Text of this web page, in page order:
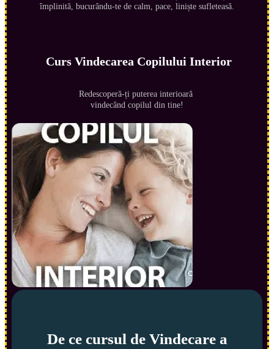
împlinită, bucurându-te de calm, pace, liniște sufleteasă.
Curs Vindecarea Copilului Interior
Redescoperă-ți puterea interioară
vindecând copilul din tine!
De ce cursul de Vindecare a